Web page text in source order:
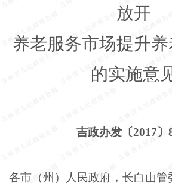
放开
养老服务市场提升
的实施意
吉政办发〔2017〕
各市（州）人民政府，长白山管